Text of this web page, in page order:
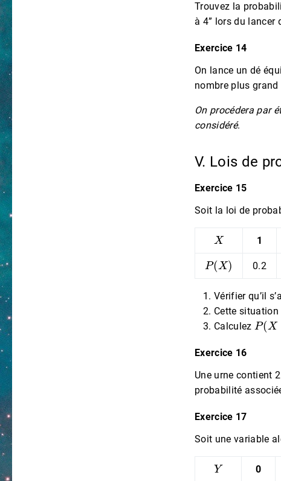
Trouvez la
à 4” lors du lancer
Exercice 14
On lance un dé
nombre plus
On procédera par
considéré.
V. Lois de
Exercice 15
Soit la loi de
X
1
P(X)
0.2
Vérifier qu’il
Cette
Calculez
P(X≤
Exercice 16
Une urne contient
probabilité
Exercice 17
Soit une variable
Y
0